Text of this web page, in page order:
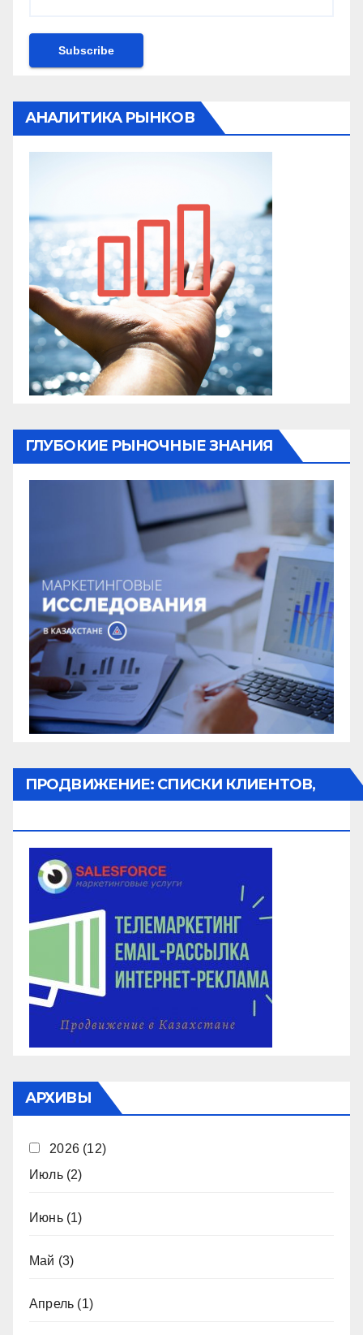
АНАЛИТИКА РЫНКОВ
ГЛУБОКИЕ РЫНОЧНЫЕ ЗНАНИЯ
ПРОДВИЖЕНИЕ: СПИСКИ КЛИЕНТОВ,
АРХИВЫ
2026 (12)
Июль(2)
Июнь(1)
Май (3)
Апрель (1)